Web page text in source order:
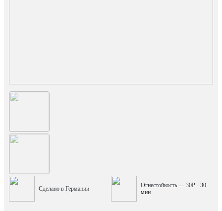
Сделано в Германии
Огнестойкость — 30P - 30
мин